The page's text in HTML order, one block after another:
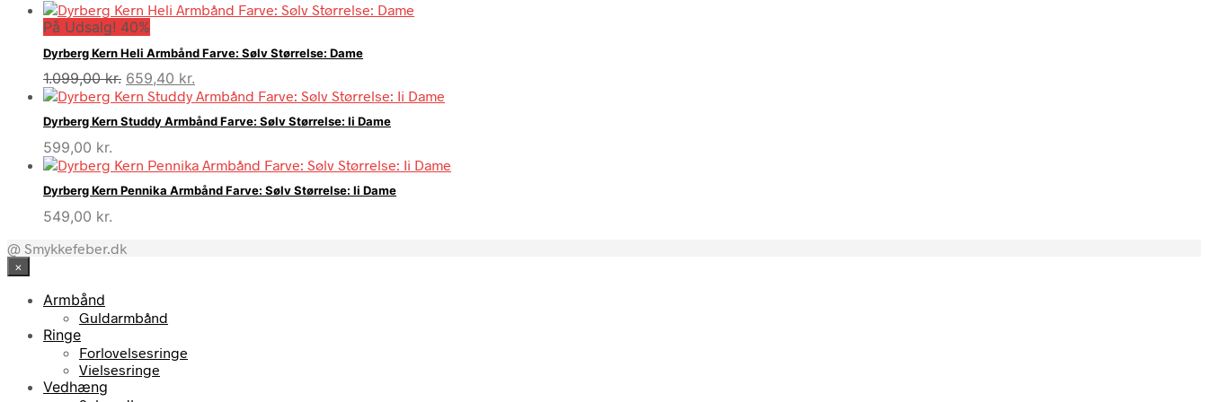
På Udsalg! 40%
Dyrberg Kern Heli Armbånd Farve: Sølv Størrelse: Dame
1.099,00kr. Den
oprindelige
pris
var:
659,40 kr.
aktuelle
pris
er:
Dyrberg Kern Studdy Armbånd Farve: Sølv Størrelse: Ii Dame
599,00 kr.
Dyrberg Kern Pennika Armbånd Farve: Sølv Størrelse: Ii Dame
549,00 kr.
@ Smykkefeber.dk
×
Armbånd
Guldarmbånd
Ringe
Forlovelsesringe
Vielsesringe
Vedhæng